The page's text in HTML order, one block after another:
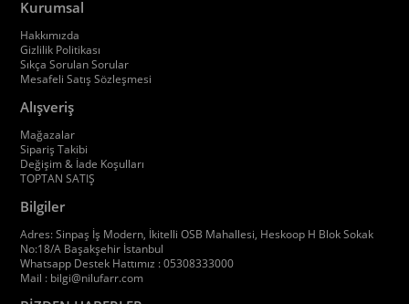
Kurumsal
Hakkımızda
Gizlilik Politikası
Sıkça Sorulan Sorular
Mesafeli Satış Sözleşmesi
Alışveriş
Mağazalar
Sipariş Takibi
Değişim & İade Koşulları
TOPTAN SATIŞ
Bilgiler
Adres: Sinpaş İş Modern, İkitelli OSB Mahallesi, Heskoop H Blok Sokak
No:18/A Başakşehir İstanbul
Whatsapp Destek Hattımız : 05308333000
Mail : bilgi@nilufarr.com